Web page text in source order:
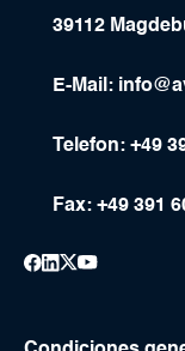
39112
E-Mail:
Telefon: +49
Fax: +49 391